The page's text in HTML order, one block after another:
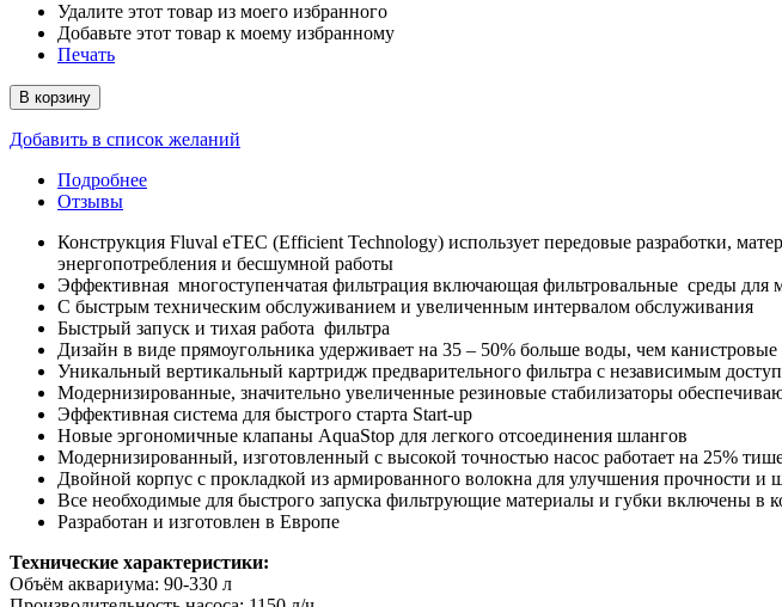
Удалите этот товар из моего избранного
Добавьте этот товар к моему избранному
Печать
В корзину
Добавить в список желаний
Подробнее
Отзывы
Конструкция Fluval eTEC (Efficient Technology) использует передовые разработки,
энергопотребления и бесшумной работы
Эффективная многоступенчатая фильтрация включающая фильтровальные среды для
С быстрым техническим обслуживанием и увеличенным интервалом обслуживания
Быстрый запуск и тихая работа фильтра
Дизайн в виде прямоугольника удерживает на 35 – 50% больше воды, чем
Уникальный вертикальный картридж предварительного фильтра с независимым
Модернизированные, значительно увеличенные резиновые стабилизаторы
Эффективная система для быстрого старта Start-up
Новые эргономичные клапаны AquaStop для легкого отсоединения шлангов
Модернизированный, изготовленный с высокой точностью насос работает на 25%
Двойной корпус с прокладкой из армированного волокна для улучшения прочности и
Все необходимые для быстрого запуска фильтрующие материалы и губки включены в
Разработан и изготовлен в Европе
Технические характеристики:
Объём аквариума: 90-330 л